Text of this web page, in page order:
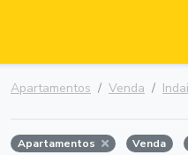
Apartamentos Venda
Apartamentos Venda